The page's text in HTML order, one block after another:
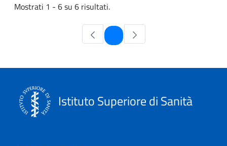
Mostrati 1 - 6 su 6 risultati.
Pagina
Istituto Superiore di Sanità